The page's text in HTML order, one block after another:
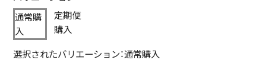
通常購
入
定期便
購入
選択されたバリエーション：通常購入